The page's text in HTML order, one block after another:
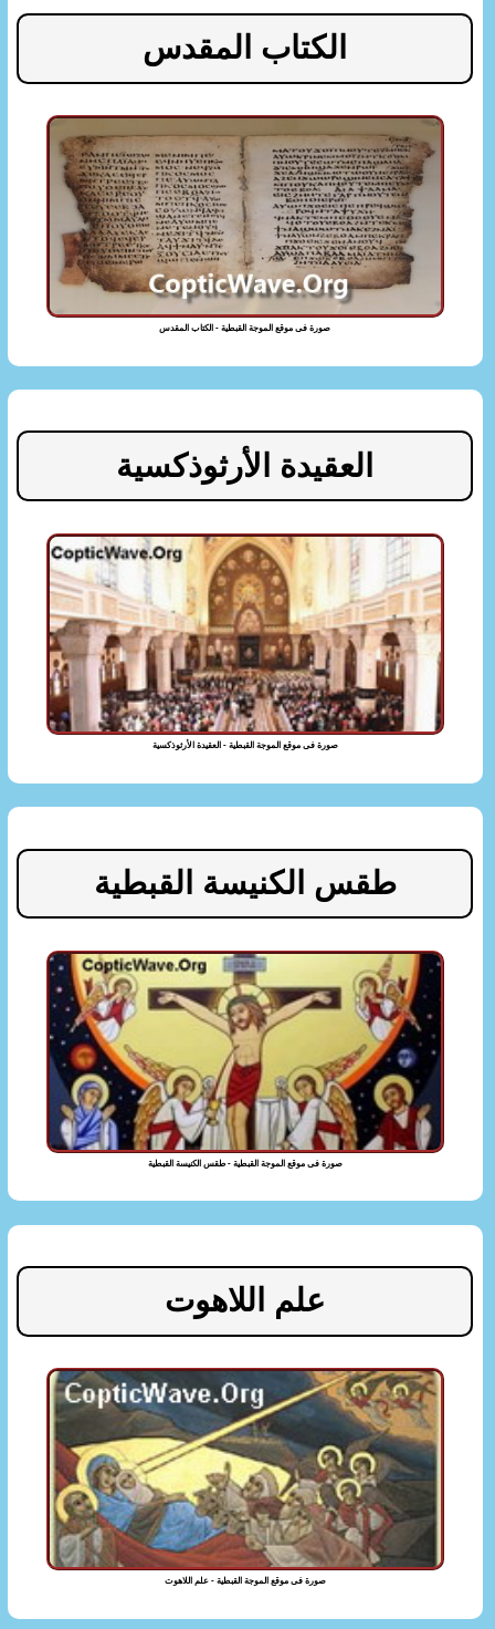
الكتاب المقدس
صورة فى موقع الموجة القبطية - الكتاب المقدس
العقيدة الأرثوذكسية
صورة فى موقع الموجة القبطية - العقيدة الأرثوذكسية
طقس الكنيسة القبطية
صورة فى موقع الموجة القبطية - طقس الكنيسة القبطية
علم اللاهوت
صورة فى موقع الموجة القبطية - علم اللاهوت